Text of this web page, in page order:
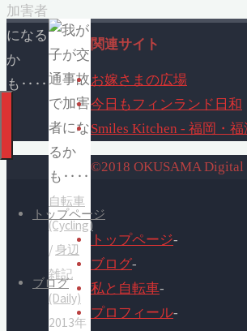
トップページ
ブログ
加害者
になる
か
も‥‥
自転車
(Cycling)
/身辺
雑記
(Daily)
2013年
関連サイト
お嫁さまの広場
今日もフィンランド日和
Smiles Kitchen - 福岡・
©2018 OKUSAMA Digital
トップページ-
ブログ-
私と自転車-
プロフィール-